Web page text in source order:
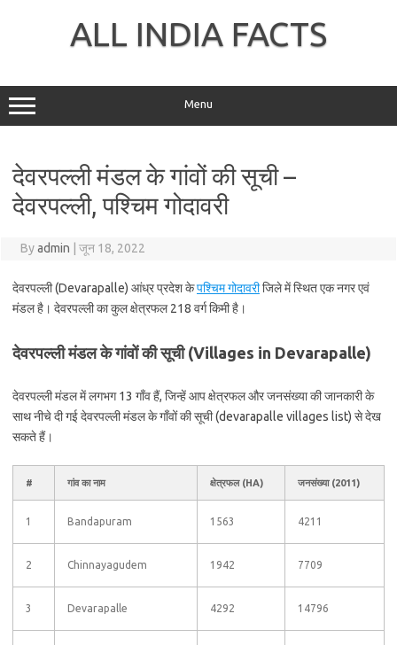
ALL INDIA FACTS
Menu
देवरपल्ली मंडल के गांवों की सूची –
देवरपल्ली, पश्चिम गोदावरी
Byadmin जून 18, 2022
देवरपल्ली (Devarapalle) आंध्र प्रदेश केपश्चिम गोदावरीजिले में स्थित एक नगर एवं
मंडल है। देवरपल्ली का कुल क्षेत्रफल 218 वर्ग किमी है।
देवरपल्ली मंडल के गांवों की सूची (Villages in Devarapalle)
देवरपल्ली मंडल में लगभग 13 गाँव हैं, जिन्हें आप क्षेत्रफल और जनसंख्या की जानकारी के
साथ नीचे दी गई देवरपल्ली मंडल के गाँवों की सूची (devarapalle villages list) से देख
सकते हैं।
# गांव का नाम क्षेत्रफल (HA) जनसंख्या (2011)
1 Bandapuram 1563 4211
2 Chinnayagudem 1942 7709
3 Devarapalle 4292 14796